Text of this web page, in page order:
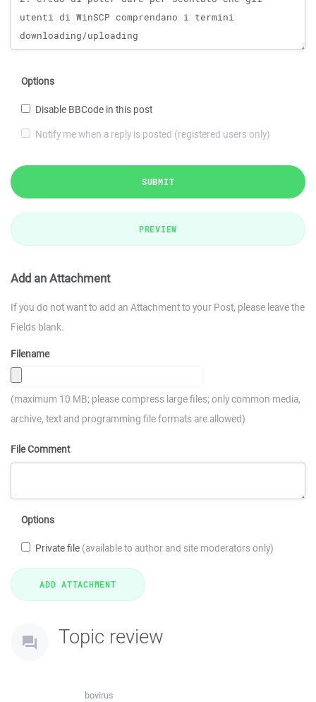
Options
Disable BBCode in this post
Notify me when a reply is posted (registered users only)
SUBMIT
PREVIEW
Add an Attachment
If you do not want to add an Attachment to your Post, please leave the
Fields blank.
Filename
(maximum 10 MB; please compress large files; only common media,
archive, text and programming file formats are allowed)
File Comment
Options
Private file (available to author and site moderators only)
Topic review
bovirus